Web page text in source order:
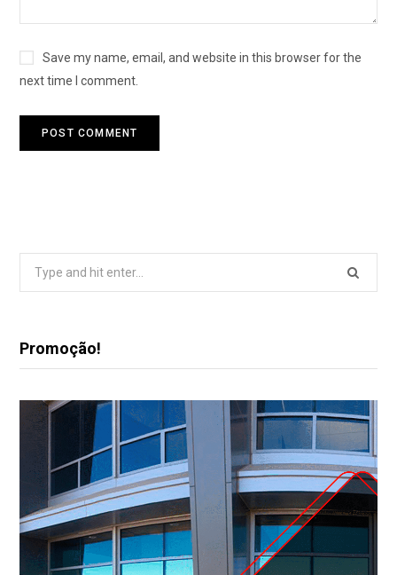
Save my name, email, and website in this browser for the
next time I comment.
Promoção!